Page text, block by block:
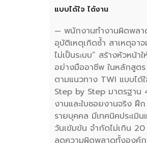
แบบได้ใจ ได้งาน
— พนักงานทำงานผิดพลา
อุบัติเหตุเกิดซ้ำ สาเหตุอา
ไม่เป็นระบบ” สร้างหัวหน้
อย่างมืออาชีพ ในหลักสูต
ตามแนวทาง TWI แบบได้
Step by Step มาตรฐา
งานและใบซอยงานจริง ฝึ
รายบุคคล มีเทคนิคประเมิ
วันเข้มข้น จำกัดไม่เกิน
ลดความผิดพลาดทั้งองค์